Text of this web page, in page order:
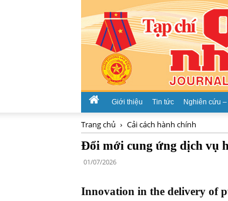
Giới thiệu Tin tức Nghiên cứu
Trang chủ Cải cách hành chính
Đổi mới cung ứng dịch vụ
01/07/2026
Innovation in the delivery of